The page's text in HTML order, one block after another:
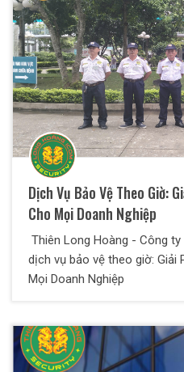
Dịch Vụ Bảo Vệ Theo Giờ:
Cho Mọi Doanh Nghiệp
Thiên Long Hoàng - Công
dịch vụ bảo vệ theo giờ: Giải
Mọi Doanh Nghiệp